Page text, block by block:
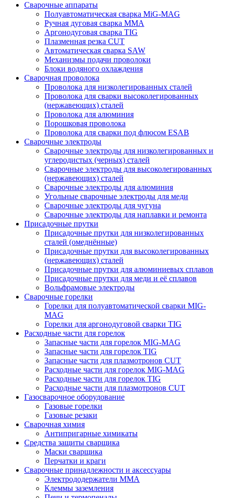
Сварочные аппараты
Полуавтоматическая сварка MiG-MAG
Ручная дуговая сварка MMA
Аргонодуговая сварка TIG
Плазменная резка CUT
Автоматическая сварка SAW
Механизмы подачи проволоки
Блоки водяного охлаждения
Сварочная проволока
Проволока для низколегированных сталей
Проволока для сварки высоколегированных
(нержавеющих) сталей
Проволока для алюминия
Порошковая проволока
Проволока для сварки под флюсом ESAB
Сварочные электроды
Сварочные электроды для низколегированных и
углеродистых (черных) сталей
Сварочные электроды для высоколегированных
(нержавеющих) сталей
Сварочные электроды для алюминия
Угольные сварочные электроды для меди
Сварочные электроды для чугуна
Сварочные электроды для наплавки и ремонта
Присадочные прутки
Присадочные прутки для низколегированных
сталей (омеднённые)
Присадочные прутки для высоколегированных
(нержавеющих) сталей
Присадочные прутки для алюминиевых сплавов
Присадочные прутки для меди и её сплавов
Вольфрамовые электроды
Сварочные горелки
Горелки для полуавтоматической сварки MIG-
MAG
Горелки для аргонодуговой сварки TIG
Расходные части для горелок
Запасные части для горелок MIG-MAG
Запасные части для горелок TIG
Запасные части для плазмотронов CUT
Расходные части для горелок MIG-MAG
Расходные части для горелок TIG
Расходные части для плазмотронов CUT
Газосварочное оборудование
Газовые горелки
Газовые резаки
Сварочная химия
Антипригарные химикаты
Средства защиты сварщика
Маски сварщика
Перчатки и краги
Сварочные принадлежности и аксессуары
Электрододержатели MMA
Клеммы заземления